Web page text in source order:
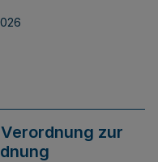
zur